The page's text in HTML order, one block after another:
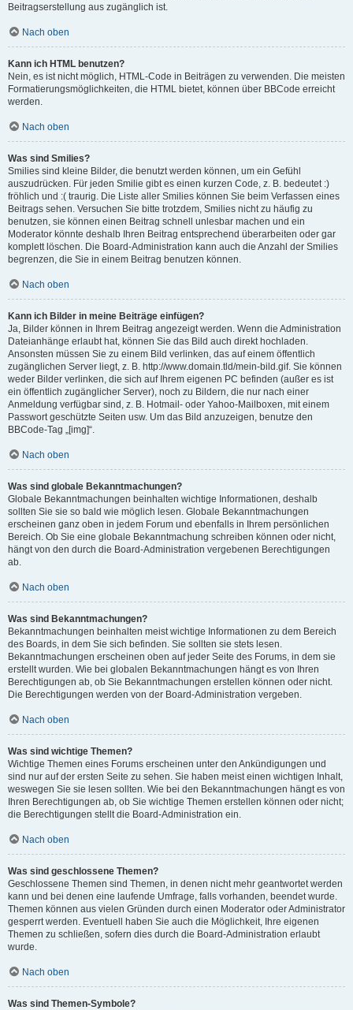
Beitragserstellung aus zugänglich ist.
Nach oben
Kann ich HTML benutzen?
Nein, es ist nicht möglich, HTML-Code in Beiträgen zu verwenden. Die meisten
Formatierungsmöglichkeiten, die HTML bietet, können über BBCode erreicht
werden.
Nach oben
Was sind Smilies?
Smilies sind kleine Bilder, die benutzt werden können, um ein Gefühl
auszudrücken. Für jeden Smilie gibt es einen kurzen Code, z. B. bedeutet :)
fröhlich und :( traurig. Die Liste aller Smilies können Sie beim Verfassen eines
Beitrags sehen. Versuchen Sie bitte trotzdem, Smilies nicht zu häufig zu
benutzen, sie können einen Beitrag schnell unlesbar machen und ein
Moderator könnte deshalb Ihren Beitrag entsprechend überarbeiten oder gar
komplett löschen. Die Board-Administration kann auch die Anzahl der Smilies
begrenzen, die Sie in einem Beitrag benutzen können.
Nach oben
Kann ich Bilder in meine Beiträge einfügen?
Ja, Bilder können in Ihrem Beitrag angezeigt werden. Wenn die Administration
Dateianhänge erlaubt hat, können Sie das Bild auch direkt hochladen.
Ansonsten müssen Sie zu einem Bild verlinken, das auf einem öffentlich
zugänglichen Server liegt, z. B. http://www.domain.tld/mein-bild.gif. Sie können
weder Bilder verlinken, die sich auf Ihrem eigenen PC befinden (außer es ist
ein öffentlich zugänglicher Server), noch zu Bildern, die nur nach einer
Anmeldung verfügbar sind, z. B. Hotmail- oder Yahoo-Mailboxen, mit einem
Passwort geschützte Seiten usw. Um das Bild anzuzeigen, benutze den
BBCode-Tag „[img]“.
Nach oben
Was sind globale Bekanntmachungen?
Globale Bekanntmachungen beinhalten wichtige Informationen, deshalb
sollten Sie sie so bald wie möglich lesen. Globale Bekanntmachungen
erscheinen ganz oben in jedem Forum und ebenfalls in Ihrem persönlichen
Bereich. Ob Sie eine globale Bekanntmachung schreiben können oder nicht,
hängt von den durch die Board-Administration vergebenen Berechtigungen
ab.
Nach oben
Was sind Bekanntmachungen?
Bekanntmachungen beinhalten meist wichtige Informationen zu dem Bereich
des Boards, in dem Sie sich befinden. Sie sollten sie stets lesen.
Bekanntmachungen erscheinen oben auf jeder Seite des Forums, in dem sie
erstellt wurden. Wie bei globalen Bekanntmachungen hängt es von Ihren
Berechtigungen ab, ob Sie Bekanntmachungen erstellen können oder nicht.
Die Berechtigungen werden von der Board-Administration vergeben.
Nach oben
Was sind wichtige Themen?
Wichtige Themen eines Forums erscheinen unter den Ankündigungen und
sind nur auf der ersten Seite zu sehen. Sie haben meist einen wichtigen Inhalt,
weswegen Sie sie lesen sollten. Wie bei den Bekanntmachungen hängt es von
Ihren Berechtigungen ab, ob Sie wichtige Themen erstellen können oder nicht;
die Berechtigungen stellt die Board-Administration ein.
Nach oben
Was sind geschlossene Themen?
Geschlossene Themen sind Themen, in denen nicht mehr geantwortet werden
kann und bei denen eine laufende Umfrage, falls vorhanden, beendet wurde.
Themen können aus vielen Gründen durch einen Moderator oder Administrator
gesperrt werden. Eventuell haben Sie auch die Möglichkeit, Ihre eigenen
Themen zu schließen, sofern dies durch die Board-Administration erlaubt
wurde.
Nach oben
Was sind Themen-Symbole?